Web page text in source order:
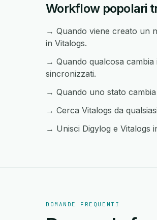
Workflow popolari
→ Quando viene creato un
in Vitalogs.
→ Quando qualcosa
sincronizzati.
→ Quando uno stato
→ Cerca Vitalogs da
→ Unisci Digylog e Vitalogs
DOMANDE FREQUENTI